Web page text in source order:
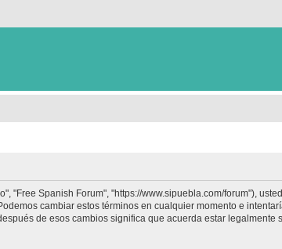
"Free Spanish Forum", "https://www.sipuebla.com/forum"),
cambiar estos términos en cualquier momento e
de esos cambios significa que acuerda estar legalmente